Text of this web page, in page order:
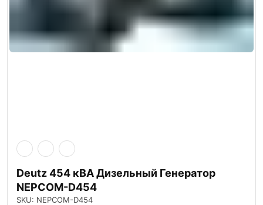
Deutz 454 кВА Дизельный Генератор
NEPCOM-D454
SKU: NEPCOM-D454